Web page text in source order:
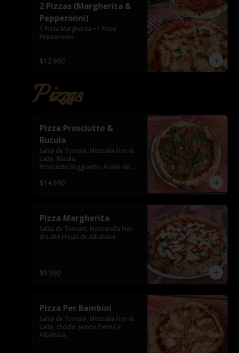
2 Pizzas (Margherita &
Pepperonni)
1 Pizza Margherita +1 Pizza
Pepperonni
$12.990
Pizzas
Pizza Prosciutto &
Rucula
Salsa de Tomate, Mozzalla Fior di
Latte, Rúcula,
Prosciutto,Reggianito, Aceite de
$14.990
Pizza Margherita
Salsa de Tomate, Mozzarella Fior
di Latte,Hojas de Albahaca
$9.990
Pizza Per Bambini
Salsa de Tomate, Mozzalla Fior di
Latte, choclo, Jamón Pierna y
Albahaca